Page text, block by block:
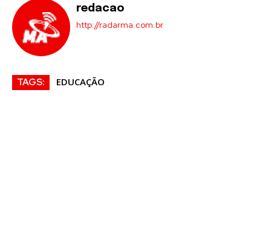
redacao
http://radarma.com.br
TAGS: EDUCAÇÃO